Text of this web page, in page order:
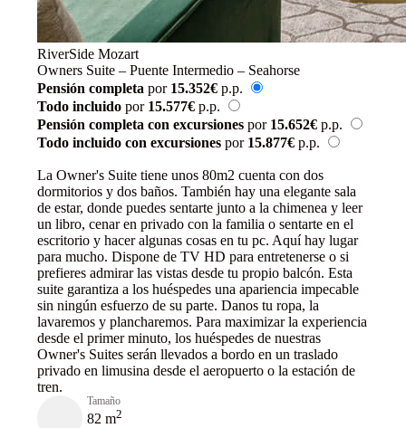
RiverSide Mozart
Owners Suite – Puente Intermedio – Seahorse
Pensión completa por 15.352€ p.p.
Todo incluidopor 15.577€ p.p.
Pensión completa con excursionespor 15.652€ p.p.
Todo incluido con excursionespor 15.877€ p.p.
La Owner's Suite tiene unos 80m2 cuenta con dos
dormitorios y dos baños. También hay una elegante sala
de estar, donde puedes sentarte junto a la chimenea y leer
un libro, cenar en privado con la familia o sentarte en el
escritorio y hacer algunas cosas en tu pc. Aquí hay lugar
para mucho. Dispone de TV HD para entretenerse o si
prefieres admirar las vistas desde tu propio balcón. Esta
suite garantiza a los huéspedes una apariencia impecable
sin ningún esfuerzo de su parte. Danos tu ropa, la
lavaremos y plancharemos. Para maximizar la experiencia
desde el primer minuto, los huéspedes de nuestras
Owner's Suites serán llevados a bordo en un traslado
privado en limusina desde el aeropuerto o la estación de
tren.
Tamaño
82 m2